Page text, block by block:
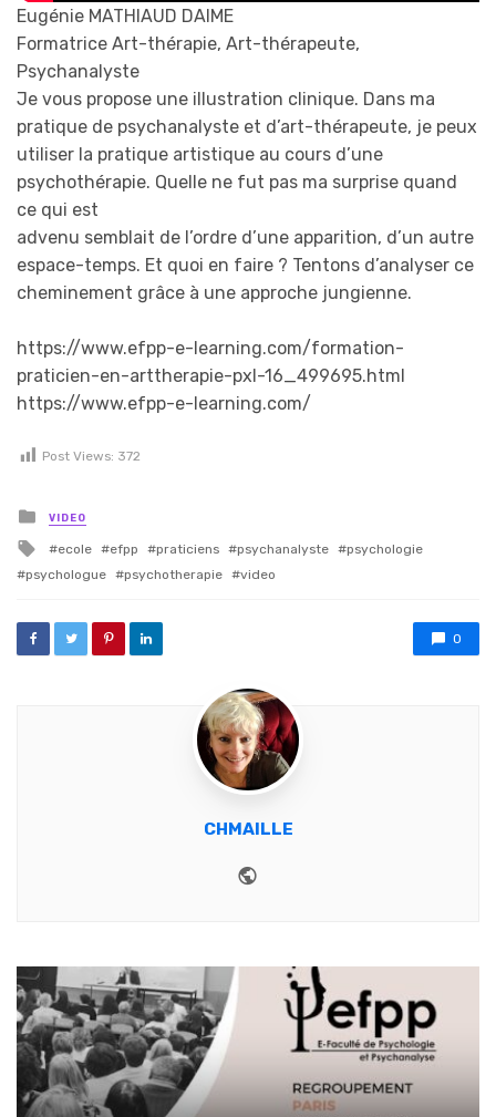
Eugénie MATHIAUD DAIME
Formatrice Art-thérapie, Art-thérapeute,
Psychanalyste
Je vous propose une illustration clinique. Dans ma
pratique de psychanalyste et d’art-thérapeute, je peux
utiliser la pratique artistique au cours d’une
psychothérapie. Quelle ne fut pas ma surprise quand
ce qui est
advenu semblait de l’ordre d’une apparition, d’un autre
espace-temps. Et quoi en faire ? Tentons d’analyser ce
cheminement grâce à une approche jungienne.
https://www.efpp-e-learning.com/formation-
praticien-en-arttherapie-pxl-16_499695.html
https://www.efpp-e-learning.com/
Post Views: 372
Posted in
VIDEO
Tagged with
ecole efpp praticiens psychanalyste
psychologie
psychologue
psychotherapie video
0
CHMAILLE